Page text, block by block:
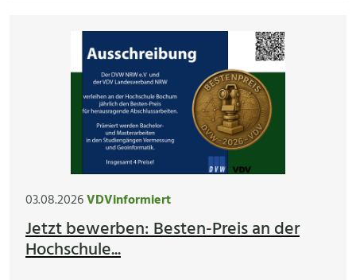
03.08.2026VDVinformiert
Jetzt bewerben: Besten-Preis an der
Hochschule...